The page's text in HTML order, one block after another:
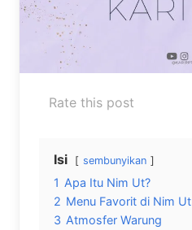
Rate this post
Isi sembunyikan
1 Apa Itu Nim Ut?
2 Menu Favorit di Nim Ut
3 Atmosfer Warung